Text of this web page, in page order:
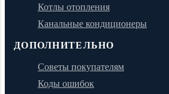
Котлы отопления
Канальные кондиционеры
ДОПОЛНИТЕЛЬНО
Советы покупателям
Коды ошибок